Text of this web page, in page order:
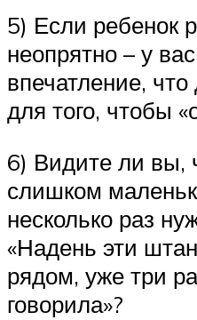
5) Если ребенок
неопрятно – у
впечатление, что
для того, чтобы
6) Видите ли вы,
слишком
несколько раз
«Надень эти
рядом, уже три
говорила»?